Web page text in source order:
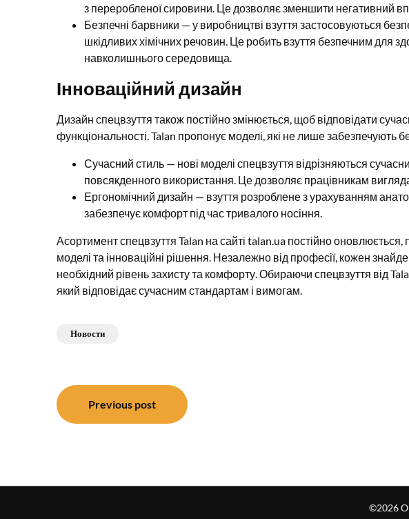
з переробленої сировини. Це дозволяє зменшити негативний
Безпечні барвники — у виробництві взуття застосовуються
шкідливих хімічних речовин. Це робить взуття безпечним для
навколишнього середовища.
Інноваційний дизайн
Дизайн спецвзуття також постійно змінюється, щоб відповідати
функціональності. Talan пропонує моделі, які не лише забезпечують
Сучасний стиль — нові моделі спецвзуття відрізняються
повсякденного використання. Це дозволяє працівникам
Ергономічний дизайн — взуття розроблене з урахуванням
забезпечує комфорт під час тривалого носіння.
Асортимент спецвзуття Talan на сайті talan.ua постійно
моделі та інноваційні рішення. Незалежно від професії, кожен знайде
необхідний рівень захисту та комфорту. Обираючи спецвзуття від
який відповідає сучасним стандартам і вимогам.
Новости
Навигация
по
Previous post
©2026